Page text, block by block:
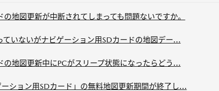
の地図更新が中断されてしまっても問題ないですか。
ていないがナビゲーション用SDカードの地図デー...
の地図更新中にPCがスリープ状態になったらどう...
ーション用SDカード」の無料地図更新期間が終了し...